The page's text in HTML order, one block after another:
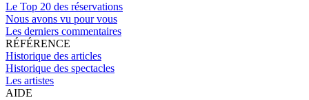
Le Top 20 des réservations
Nous avons vu pour vous
Les derniers commentaires
RÉFÉRENCE
Historique des articles
Historique des spectacles
Les artistes
AIDE